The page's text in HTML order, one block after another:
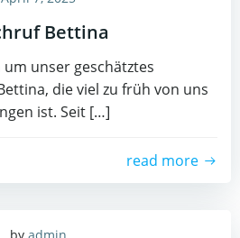
Bettina
unser geschätztes
die viel zu früh von uns
ist. Seit […]
read more